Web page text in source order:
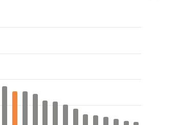
zwischen 2008 und 2019
zu laufenden Preisen zwischen 2008
11.8 to 27.